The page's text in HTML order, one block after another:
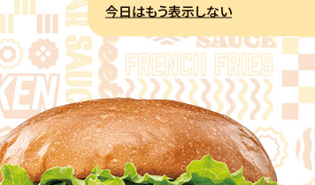
今日はもう表示しない